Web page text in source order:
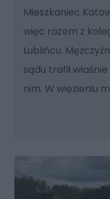
Mieszkaniec
więc razem z
Lublińcu.
sądu trafił
nim. W więzieniu